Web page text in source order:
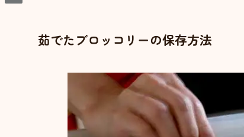
茹でたブロッコリーの保存方法